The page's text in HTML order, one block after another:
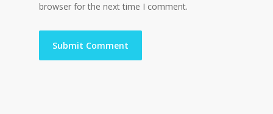
browser for the next time I comment.